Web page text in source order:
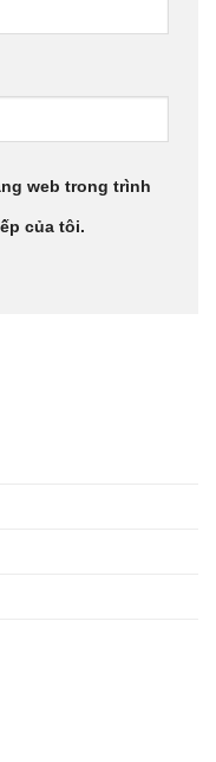
web trong trình
của tôi.